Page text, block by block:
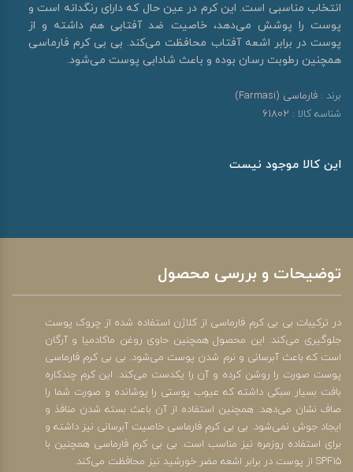
انتخاب مناسبی است. این کرم در عین حال که دارای رنگدانه است و
پوست را پوشش می‌دهد، خاصیت ضد آفتابی هم داشته و از
پوست در برابر اشعه آفتاب محافظت می‌کند. بی بی کرم فارماسی
همچنین رطوبت رسان بوده و باعث شادابی پوست می‌شود.
برند : فارماسی (Farmasi)
شناسه کالا : 61802
این کالا موجود نیست
توضیحات و بررسی محصول
در ترکیبات بی بی کرم فارماسی از کلاژن استفاده شده از چروک پوست
جلوگیری می‌کند. این محصول همچنین حاوی روغن ماکادمیا و آرگان
است که باعث آبرسانی و نرم شدن پوست می‌شود. بی بی کرم فارماسی
پوست صورت را روشن کرده و آن را یکدست می‌کند. این کرم چندکاره
بافت بسیار سبکی داشته که عیوب پوستی را پوشانده و صورت شما را
صاف نشان می‌دهد. همچنین استفاده از آن باعث بسته شدن منافذ و
ایجاد جوش نمی‌شود. بی بی کرم فارماسی خاصیت آبرسانی نیز داشته و
برای استفاده روزمره نیز مناسب است. بی بی کرم فارماسی همچنین با
SPF15 از پوست در برابر اشعه مضر خورشید نیز محافظت می‌کند.